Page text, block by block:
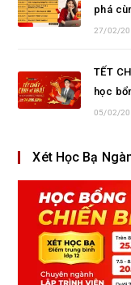
phá
27/02/
TẾT
học
05/02/
Xét Học Bạ